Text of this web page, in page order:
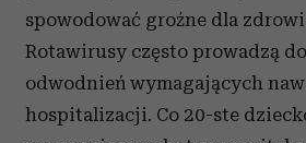
spowodować groźne dla
Rotawirusy często prowadzą
odwodnień wymagających
hospitalizacji. Co 20-ste